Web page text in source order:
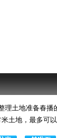
土地准备春播
土地，最多可